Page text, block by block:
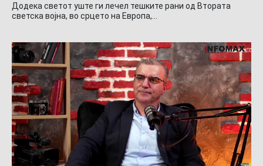
Додека светот уште ги лечел тешките рани од Втората
светска војна, во срцето на Европа,…